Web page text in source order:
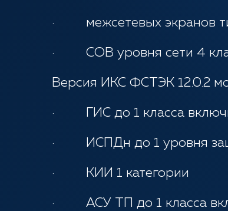
· межсетевых экранов
· СОВ уровня сети 4
Версия ИКС ФСТЭК 12.0.2
· ГИС до 1 класса
· ИСПДн до 1 уровня
· КИИ 1 категории
· АСУ ТП до 1 класса